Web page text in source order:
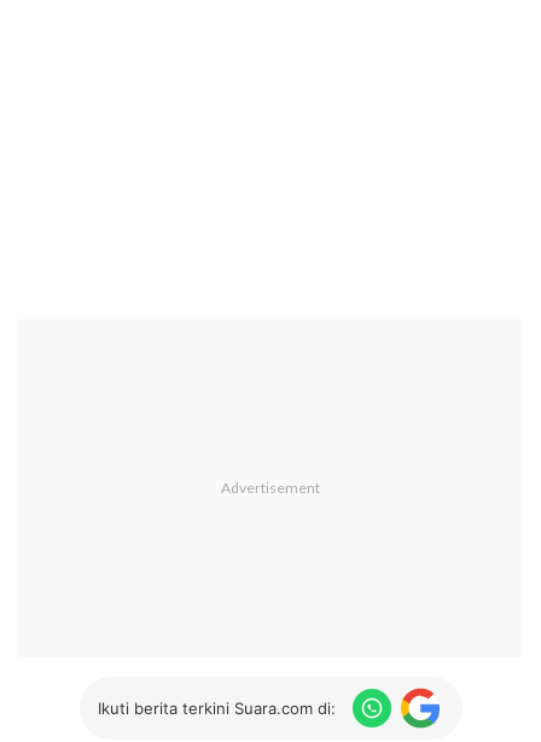
Ikuti berita terkini Suara.com di: